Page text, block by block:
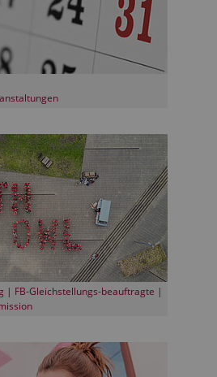
| FB-Gleichstellungs-beauftragte |